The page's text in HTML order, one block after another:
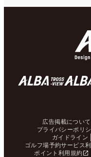
広告掲載について
プライバシーポリ
ガイドライン
ゴルフ場予約サービス
ポイント利用規約